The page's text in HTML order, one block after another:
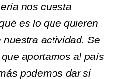
nos cuesta
es lo que quieren
nuestra actividad. Se
aportamos al país
podemos dar si